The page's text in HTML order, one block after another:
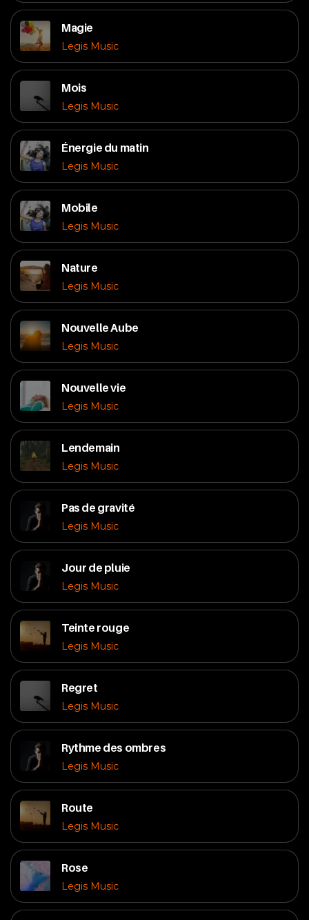
Magie
Legis Music
Mois
Legis Music
Énergie du matin
Legis Music
Mobile
Legis Music
Nature
Legis Music
Nouvelle Aube
Legis Music
Nouvelle vie
Legis Music
Lendemain
Legis Music
Pas de gravité
Legis Music
Jour de pluie
Legis Music
Teinte rouge
Legis Music
Regret
Legis Music
Rythme des ombres
Legis Music
Route
Legis Music
Rose
Legis Music